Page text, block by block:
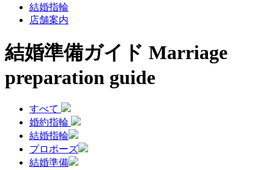
結婚指輪
店舗案内
結婚準備ガイド Marriage
preparation guide
すべて
婚約指輪
結婚指輪
プロポーズ
結婚準備